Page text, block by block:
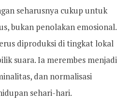
seharusnya cukup untuk
bukan penolakan emosional.
diproduksi di tingkat lokal
suara. Ia merembes menjadi
dan normalisasi
sehari-hari.